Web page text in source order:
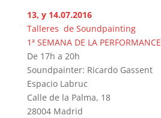
13, y 14.07.2016
Talleres de Soundpainting
1ª SEMANA DE LA PERFORMANCE
De 17h a 20h
Soundpainter: Ricardo Gassent
Espacio Labruc
Calle de la Palma, 18
28004 Madrid